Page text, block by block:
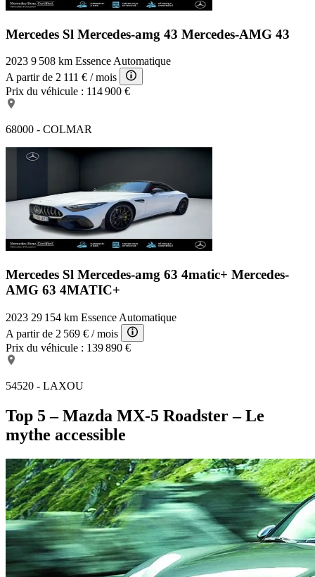
Mercedes Sl Mercedes-amg 43 Mercedes-AMG 43
2023 9 508 km EssenceAutomatique
A partir de 2 111 € / mois
Prix du véhicule : 114 900 €
68000 - COLMAR
Mercedes Sl Mercedes-amg 63 4matic+ Mercedes-
AMG 63 4MATIC+
2023 29 154 km Essence Automatique
A partir de 2 569 € / mois
Prix du véhicule : 139 890 €
54520 - LAXOU
Top 5 – Mazda MX-5 Roadster – Le
mythe accessible